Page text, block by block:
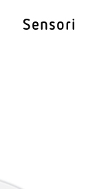
Sensorik